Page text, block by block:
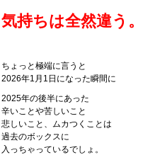
気持ちは全然違う。
ちょっと極端に言うと
2026年1月1日になった瞬間に
2025年の後半にあった
辛いことや苦しいこと
悲しいこと、ムカつくことは
過去のボックスに
入っちゃっているでしょ。